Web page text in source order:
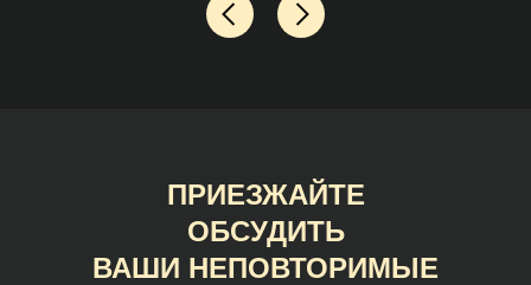
ПРИЕЗЖАЙТЕ
ОБСУДИТЬ
ВАШИ НЕПОВТОРИМЫЕ